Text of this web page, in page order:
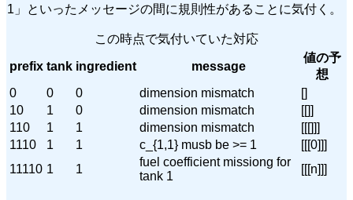
1」といったメッセージの間に規則性があることに気付く。
この時点で気付いていた対応
prefix tank ingredient message
値の予
想
0
0 0 dimension mismatch
[]
10
1 0 dimension mismatch
[[]]
110
1 1 dimension mismatch
[[[]]]
1110
1 1 c_{1,1} musb be >= 1
[[[0]]]
11110 1 1
fuel coefficient missiong for
tank 1
[[[n]]]